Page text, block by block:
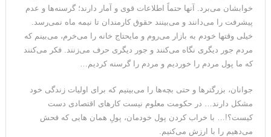
خبرگزاری سپاه پاسداران: رهگیری اهداف متخاصم در نزدیکی جزیره
قشم
تحلیلگر حکومتی: تفاهم هرمز پایان بحران نیست؛ خطر جنگ همچنان
ایران؛ واکنش ترامپ و معاونش به اقدام تفرقه‌افکنان/سفر ژنرال
منیر به عربستان
خوابشان می‌برد. آنها حتماً اطلاعات قوی و آمار دارند؛ گرسنه‌ها و عدم
پیشرفت را می‌دانند و می‌بینند حقوق کارمندان تا نیمه ماه نمی‌رسد.
خیلی وقتها خودم به بازار می‌روم و مایحتاج خانه را می‌خرم، می‌بینم که
مردم جور دیگری نگاه می‌کنند و جور دیگری حرف می‌زنند. فکر می‌کنند
که ما پول مردم را خوردیم و مردم را گرسنه کردیم…
جوانان، بزرگترها و حتی بچه‌ها را می‌بینیم که برای اولیات زندگی خود
مشکل دارند… در حکومت معلوم نیست کارهای اقتصادی دست
کیست؟!… با خراب کردن پول خودمان، پولِ همان هایی که فحش
می‌دهیم را با ارزش می‌کنیم.